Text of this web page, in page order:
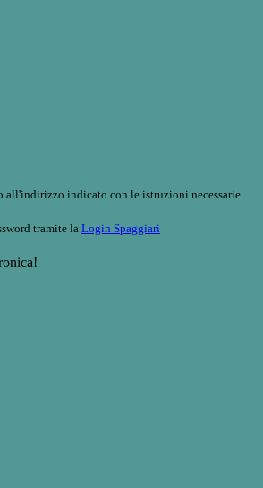
all'indirizzo indicato con le istruzioni necessarie.
tramite la Login Spaggiari